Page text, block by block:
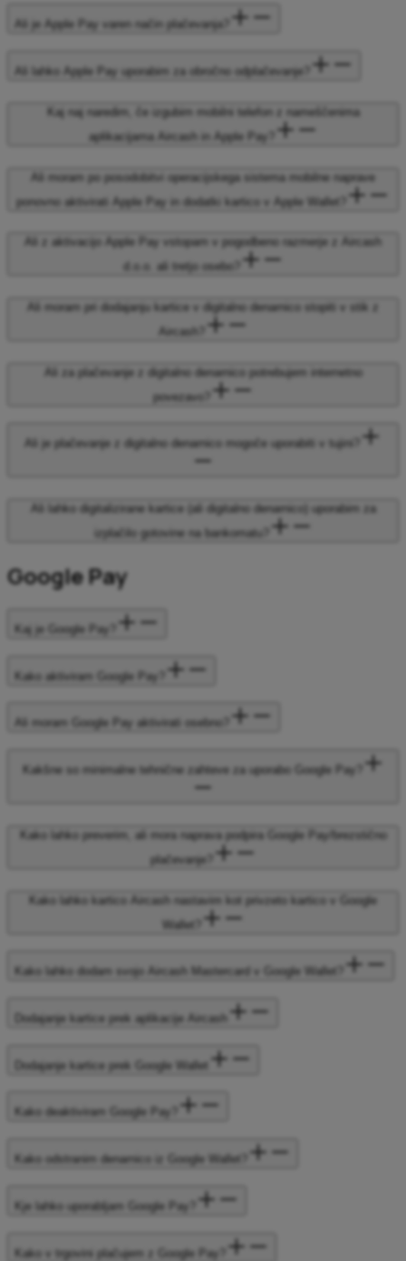
Ali je Apple Pay varen način plačevanja?
Ali lahko Apple Pay uporabim za obročno odplačevanje?
Kaj naj naredim, če izgubim mobilni telefon z nameščenima
aplikacijama Aircash in Apple Pay?
Ali moram po posodobitvi operacijskega sistema mobilne naprave
ponovno aktivirati Apple Pay in dodatki kartico v Apple Wallet?
Ali z aktivacijo Apple Pay vstopam v pogodbeno razmerje z Aircash
d.o.o. ali tretjo osebo?
Ali moram pri dodajanju kartice v digitalno denarnico stopiti v stik z
Aircash?
Ali za plačevanje z digitalno denarnico potrebujem internetno
povezavo?
Ali je plačevanje z digitalno denarnico mogoče uporabiti v tujini?
Ali lahko digitalizirane kartice (ali digitalno denarnico) uporabim za
izplačilo gotovine na bankomatu?
Google Pay
Kaj je Google Pay?
Kako aktiviram Google Pay?
Ali moram Google Pay aktivirati osebno?
Kakšne so minimalne tehnične zahteve za uporabo Google Pay?
Kako lahko preverim, ali mora naprava podpira Google Pay/brezstično
plačevanje?
Kako lahko kartico Aircash nastavim kot privzeto kartico v Google
Wallet?
Kako lahko dodam svojo Aircash Mastercard v Google Wallet?
Dodajanje kartice prek aplikacije Aircash
Dodajanje kartice prek Google Wallet
Kako deaktiviram Google Pay?
Kako odstranim denarnico iz Google Wallet?
Kje lahko uporabljam Google Pay?
Kako v trgovini plačujem z Google Pay?